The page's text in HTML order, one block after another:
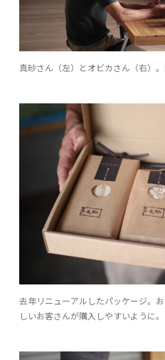
真砂さん（左）とオビカさん（右）
去年リニューアルしたパッケージ。
しいお客さんが購入しやすいように。